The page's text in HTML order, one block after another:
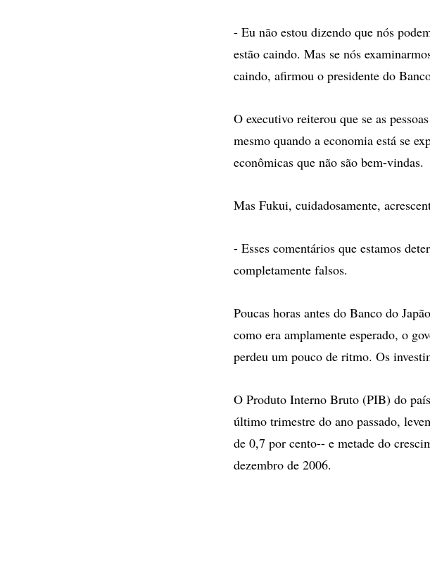
- Eu não estou dizendo que nós
estão caindo. Mas se nós
caindo, afirmou o presidente do
O executivo reiterou que se as
mesmo quando a economia está se
econômicas que não são bem-vindas.
Mas Fukui, cuidadosamente,
- Esses comentários que estamos
completamente falsos.
Poucas horas antes do Banco do
como era amplamente esperado, o
perdeu um pouco de ritmo. Os
O Produto Interno Bruto (PIB) do
último trimestre do ano passado,
de 0,7 por cento-- e metade do
dezembro de 2006.